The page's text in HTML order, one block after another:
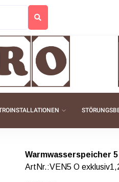
Warmwasserspeicher
ArtNr.:VEN5 O